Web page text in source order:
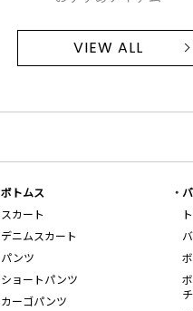
VIEW ALL
ボトムス
スカート
デニムスカート
パンツ
ショートパンツ
カーゴパンツ
チ